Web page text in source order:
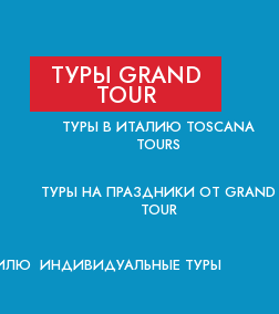
ТУРЫ GRAND
TOUR
ТУРЫ В ИТАЛИЮ TOSCANA
TOURS
ТУРЫ НА ПРАЗДНИКИ ОТ GRAND
TOUR
ИНДИВИДУАЛЬНЫЕ ТУРЫ